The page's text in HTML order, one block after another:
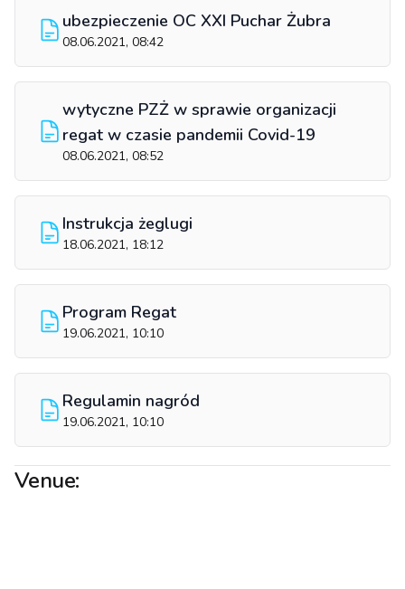
ubezpieczenie OC XXI Puchar Żubra
08.06.2021, 08:42
wytyczne PZŻ w sprawie organizacji
regat w czasie pandemii Covid-19
08.06.2021, 08:52
Instrukcja żeglugi
18.06.2021, 18:12
Program Regat
19.06.2021, 10:10
Regulamin nagród
19.06.2021, 10:10
Venue: